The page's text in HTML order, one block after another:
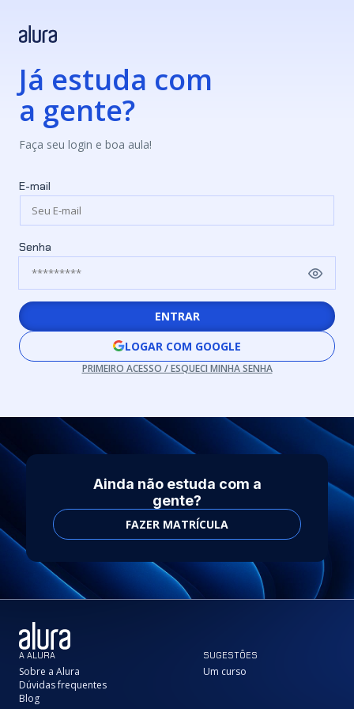
Já estuda com
a gente?
Faça seu login e boa aula!
E-mail
Senha
ENTRAR
LOGAR COM GOOGLE
PRIMEIRO ACESSO / ESQUECI MINHA SENHA
Ainda não estuda com a
gente?
FAZER MATRÍCULA
A ALURA
Sobre a Alura
Dúvidas frequentes
Blog
SUGESTÕES
Um curso